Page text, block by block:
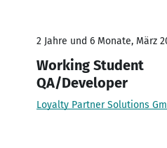
2 Jahre und 6 Monate, März
Working Student
QA/Developer
Loyalty Partner Solutions